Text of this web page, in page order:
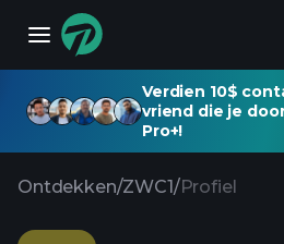
Verdien 10$
vriend die je
Pro+!
Ontdekken/ZWC1/Profiel